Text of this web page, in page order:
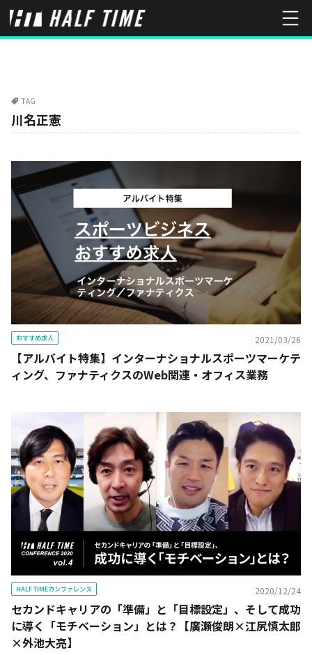
TAG
川名正憲
おすすめ求人 2021/03/26
【アルバイト特集】インターナショナルスポーツマーケテ
ィング、ファナティクスのWeb関連・オフィス業務
HALF TIMEカンファレンス 2020/12/24
セカンドキャリアの「準備」と「目標設定」、そして成功
に導く「モチベーション」とは？【廣瀬俊朗×江尻慎太郎
×外池大亮】